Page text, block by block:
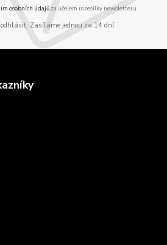
osobních údajůza účelem rozesílky newsletteru.
odhlásit. Zasíláme jednou za 14 dní.